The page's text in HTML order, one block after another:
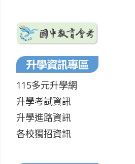
115多元升學網
升學考試資訊
升學進路資訊
各校獨招資訊